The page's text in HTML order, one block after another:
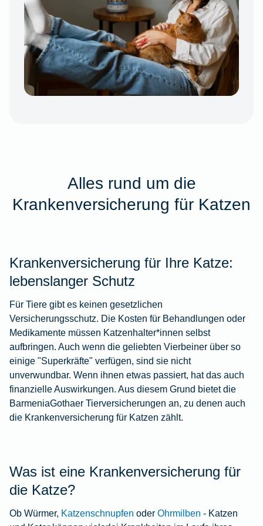
Alles rund um die
Krankenversicherung für Katzen
Krankenversicherung für Ihre Katze:
lebenslanger Schutz
Für Tiere gibt es keinen gesetzlichen
Versicherungsschutz. Die Kosten für Behandlungen oder
Medikamente müssen Katzenhalter*innen selbst
aufbringen. Auch wenn die geliebten Vierbeiner über so
einige "Superkräfte" verfügen, sind sie nicht
unverwundbar. Wenn ihnen etwas passiert, hat das auch
finanzielle Auswirkungen. Aus diesem Grund bietet die
BarmeniaGothaer Tierversicherungen an, zu denen auch
die Krankenversicherung für Katzen zählt.
Was ist eine Krankenversicherung für
die Katze?
Ob Würmer, Katzenschnupfen oder Ohrmilben - Katzen